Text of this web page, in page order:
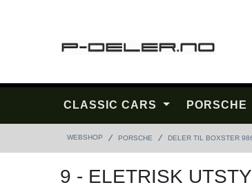
CLASSIC CARS PORSCHE
WEBSHOP PORSCHE DELER TIL BOXSTER
9 - ELETRISK